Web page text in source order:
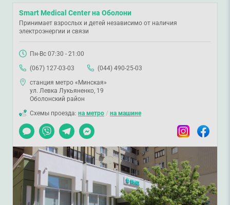
Smart Medical Center на Оболони
Принимает взрослых и детей независимо от наличия
электроэнергии и связи
Пн-Вс 07:30 - 21:00
(067) 127-03-03
(044) 490-25-03
станция метро «Минская»
ул. Левка Лукьяненко, 19
Оболонский район
Схемы проезда: на метро / на машине
Чат
Viber TelegramMessenger InstagramFacebook